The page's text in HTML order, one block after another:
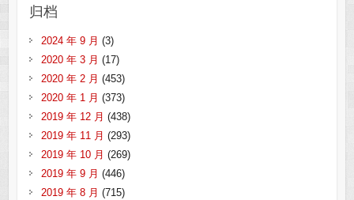
归档
2024 年 9 月 (3)
2020 年 3 月 (17)
2020 年 2 月 (453)
2020 年 1 月 (373)
2019 年 12 月 (438)
2019 年 11 月 (293)
2019 年 10 月 (269)
2019 年 9 月 (446)
2019 年 8 月 (715)